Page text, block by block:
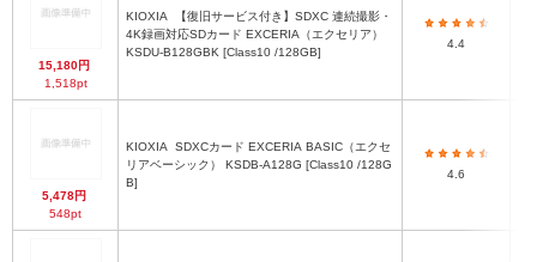
15,180円
1,518pt
KIOXIA
4K録画対応SDカード EXCERIA（エクセリア）
KSDU-B128GBK [Class10 /128GB]
4.4
5,478円
548pt
KIOXIA
リアベーシック） KSDB-A128G [Class10 /128G
B]
4.6